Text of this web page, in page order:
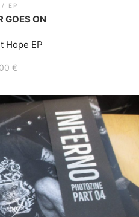
EP
GOES ON
Hope EP
€